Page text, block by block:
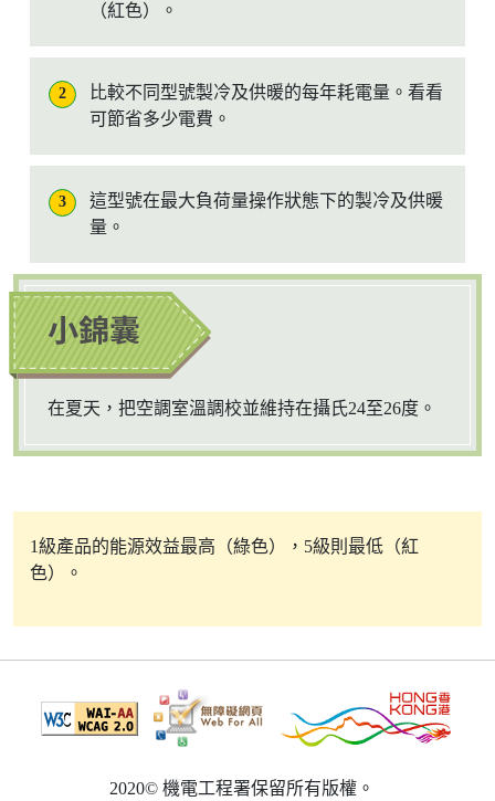
（紅色）。
2
比較不同型號製冷及供暖的每年耗電量。看看
可節省多少電費。
3
這型號在最大負荷量操作狀態下的製冷及供暖
量。
在夏天，把空調室溫調校並維持在攝氏24至26度。
1級產品的能源效益最高（綠色），5級則最低（紅
色）。
2020© 機電工程署保留所有版權。